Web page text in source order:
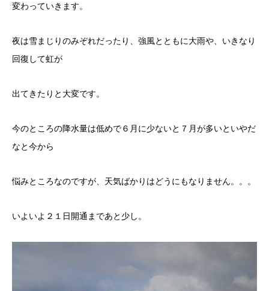
変わっていきます。
夜は雪まじりのみぞれだったり、強風とともに大雨や、いきなり
回復して虹が
出てきたりと大変です。
今のところの降水量は低めで６月に少ないと７月が多いといやだ
なと今から
悩みところなのですが、天気ばかりはどうにもなりません。。。
いよいよ２１日開通まであと少し。